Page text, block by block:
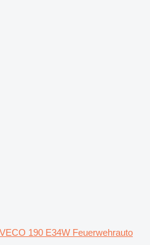
190 E34W Feuerwehrauto